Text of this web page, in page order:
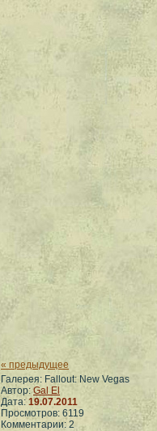
« предыдущее
Галерея: Fallout: New Vegas
Автор:Gal El
Дата:19.07.2011
Просмотров: 6119
Комментарии: 2